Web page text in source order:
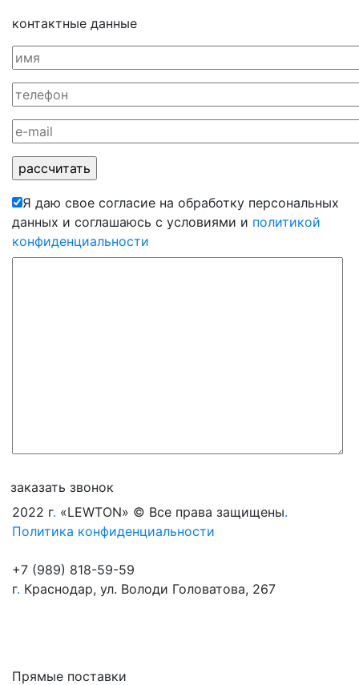
контактные данные
Я даю свое согласие на обработку персональных
данных и соглашаюсь с условиями и политикой
конфиденциальности
заказать звонок
2022 г. «LEWTON» © Все права защищены.
Политика конфиденциальности
+7 (989) 818-59-59
г. Краснодар, ул. Володи Головатова, 267
Прямые поставки